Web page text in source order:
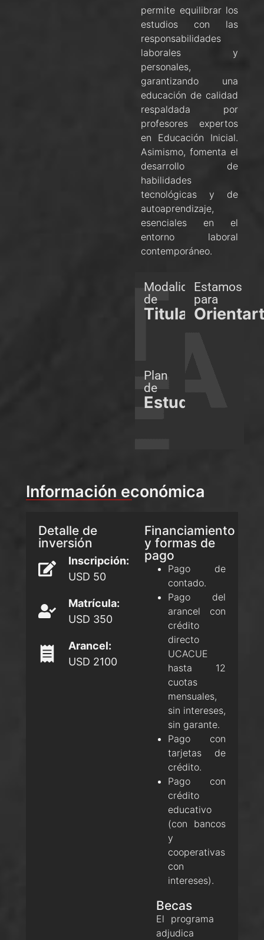
permite equilibrar los
estudios con las
responsabilidades
laborales y
personales,
garantizando una
educación de calidad
respaldada por
profesores expertos
en Educación Inicial.
Asimismo, fomenta el
desarrollo de
habilidades
tecnológicas y de
autoaprendizaje,
esenciales en el
entorno laboral
contemporáneo.
Modalidades
de
Titulación
Plan
de
Estudios
Estamos
para
Información económica
Detalle de
inversión
Inscripción:
USD 50
Matrícula:
USD 350
Arancel:
USD 2100
Financiamiento
y formas de
pago
Pago de
contado.
Pago del
arancel con
crédito
directo
UCACUE
hasta 12
cuotas
mensuales,
sin intereses,
sin garante.
Pago con
tarjetas de
crédito.
Pago con
crédito
educativo
(con bancos
y
cooperativas
con
intereses).
Becas
El programa
adjudica